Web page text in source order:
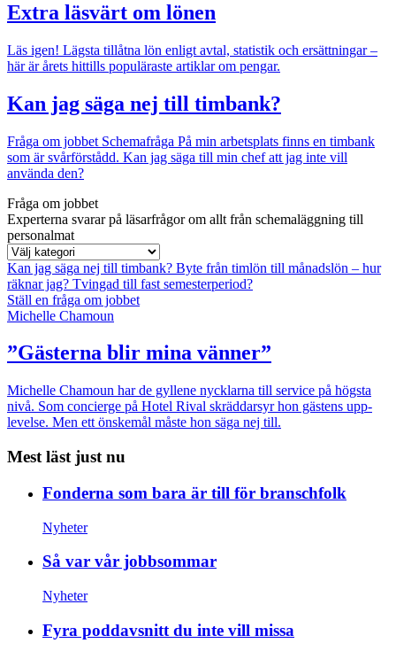
Extra läsvärt om lönen
Läs igen! Lägsta tillåtna lön enligt avtal, statistik och ersättningar –
här är årets hittills populäraste artiklar om pengar.
Kan jag säga nej till timbank?
Fråga om jobbet Schemafråga På min arbetsplats finns en timbank
som är svårförstådd. Kan jag säga till min chef att jag inte vill
använda den?
Fråga om jobbet
Experterna svarar på läsarfrågor om allt från schemaläggning till
personalmat
Kan jag säga nej till timbank? Byte från timlön till månadslön – hur
räknar jag? Tvingad till fast semesterperiod?
Ställ en fråga om jobbet
Michelle Chamoun
”Gästerna blir mina vänner”
Michelle Chamoun har de gyllene nycklarna till service på högsta
nivå. Som concierge på Hotel Rival skräddarsyr hon gästens upp­
levelse. Men ett önskemål måste hon säga nej till.
Mest läst just nu
Fonderna som bara är till för branschfolk
Nyheter
Så var vår jobbsommar
Nyheter
Fyra poddavsnitt du inte vill missa